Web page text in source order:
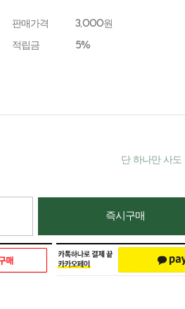
판매가격
3,000원
적립금
5%
단 하나만 사
즉시구매